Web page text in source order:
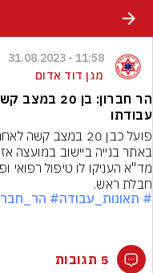
11:58 - 31.08.2023
מגן דוד אדום
הר חברון:
עבודתו
חבלת ראש.
# תאונות_עבודה#
5 תגובות